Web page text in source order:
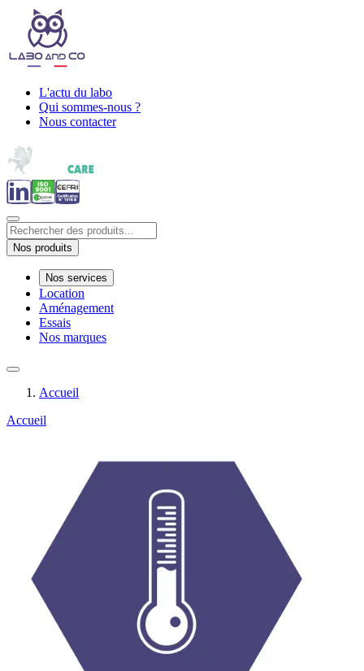
L'actu du labo
Qui sommes-nous ?
Nous contacter
Nos produits
Nos services
Location
Aménagement
Essais
Nos marques
Accueil
Accueil